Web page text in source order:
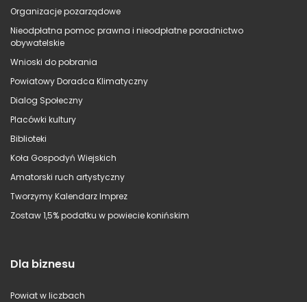
Organizacje pozarządowe
Nieodpłatna pomoc prawna i nieodpłatne poradnictwo
obywatelskie
Wnioski do pobrania
Powiatowy Doradca Klimatyczny
Dialog Społeczny
Placówki kultury
Biblioteki
Koła Gospodyń Wiejskich
Amatorski ruch artystyczny
Tworzymy Kalendarz Imprez
Zostaw 1,5% podatku w powiecie konińskim
Dla biznesu
Powiat w liczbach